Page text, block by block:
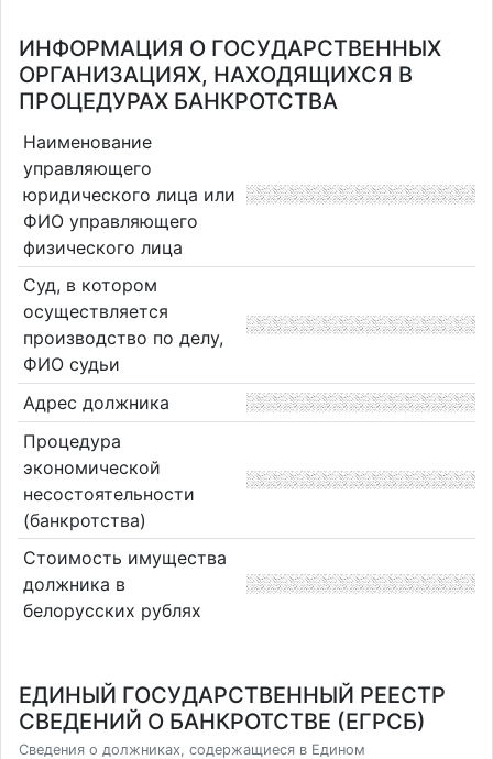
ИНФОРМАЦИЯ О ГОСУДАРСТВЕННЫХ
ОРГАНИЗАЦИЯХ, НАХОДЯЩИХСЯ В
ПРОЦЕДУРАХ БАНКРОТСТВА
Наименование
управляющего
юридического лица или
ФИО управляющего
физического лица
Суд, в котором
осуществляется
производство по делу,
ФИО судьи
Адрес должника
Процедура
экономической
несостоятельности
(банкротства)
Стоимость имущества
должника в
белорусских рублях
ЕДИНЫЙ ГОСУДАРСТВЕННЫЙ РЕЕСТР
СВЕДЕНИЙ О БАНКРОТСТВЕ (ЕГРСБ)
Сведения о должниках, содержащиеся в Едином